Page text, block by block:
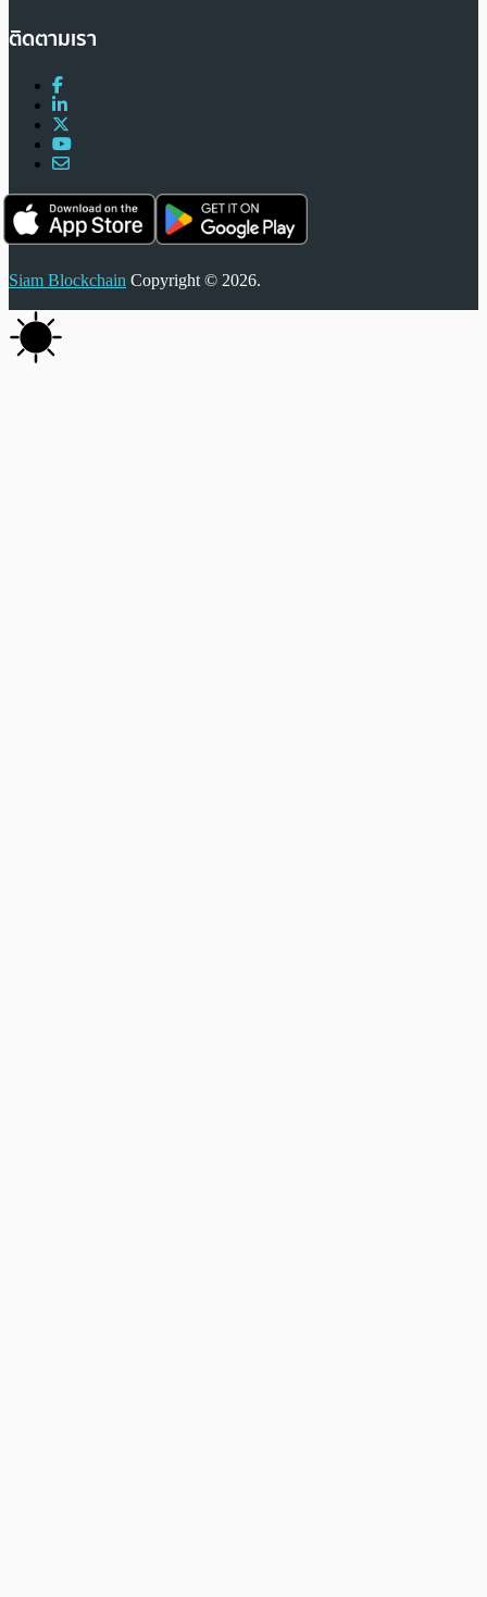
ติดตามเรา
Siam Blockchain Copyright © 2026.